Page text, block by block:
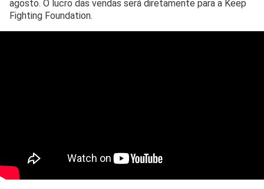
agosto. O lucro das vendas será diretamente para a Keep
Fighting Foundation.